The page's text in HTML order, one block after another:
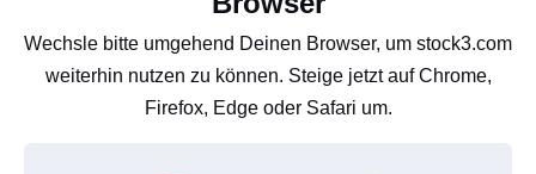
Wechsle bitte umgehend Deinen Browser, um stock3.com
weiterhin nutzen zu können. Steige jetzt auf Chrome,
Firefox, Edge oder Safari um.